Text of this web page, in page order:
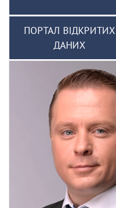
ПОРТАЛ ВІДКРИТИХ
ДАНИХ